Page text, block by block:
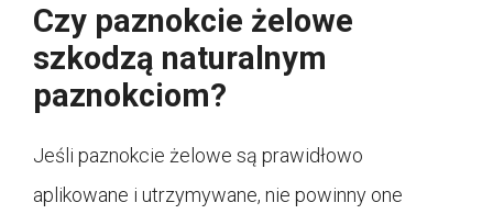
Czy paznokcie żelowe
szkodzą naturalnym
paznokciom?
Jeśli paznokcie żelowe są prawidłowo
aplikowane i utrzymywane, nie powinny one